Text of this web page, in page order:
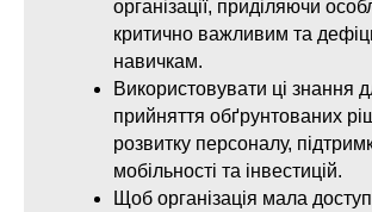
організації, приділяючи
критично важливим та
навичкам.
Використовувати ці знання
прийняття обґрунтованих
розвитку персоналу,
мобільності та інвестицій.
Щоб організація мала